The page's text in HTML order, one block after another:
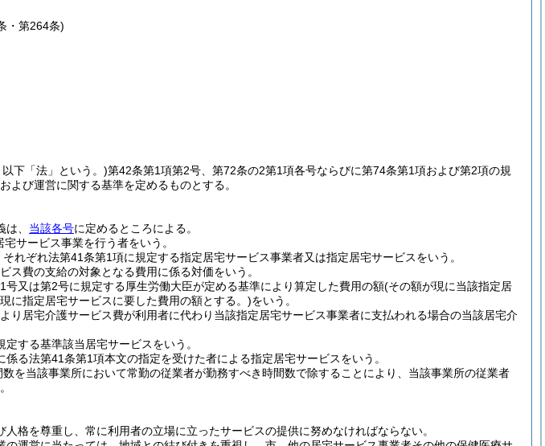
・第264条)
下「法」という。)第42条第1項第2号、第72条の2第1項各号ならびに第74条第1項および第2項の規
よび運営に関する基準を定めるものとする。
、 当該各号に定めるところによる。
サービス事業を行う者をいう。
ぞれ法第41条第1項に規定する指定居宅サービス事業者又は指定居宅サービスをいう。
費の支給の対象となる費用に係る対価をいう。
又は第2号に規定する厚生労働大臣が定める基準により算定した費用の額(その額が現に当該指定居
に指定居宅サービスに要した費用の額とする。)をいう。
居宅介護サービス費が利用者に代わり当該指定居宅サービス事業者に支払われる場合の当該居宅介
する基準該当居宅サービスをいう。
る法第41条第1項本文の指定を受けた者による指定居宅サービスをいう。
を当該事業所において常勤の従業者が勤務すべき時間数で除することにより、当該事業所の従業者
格を尊重し、常に利用者の立場に立ったサービスの提供に努めなければならない。